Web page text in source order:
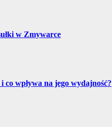
w Zmywarce
wpływa na jego wydajność?